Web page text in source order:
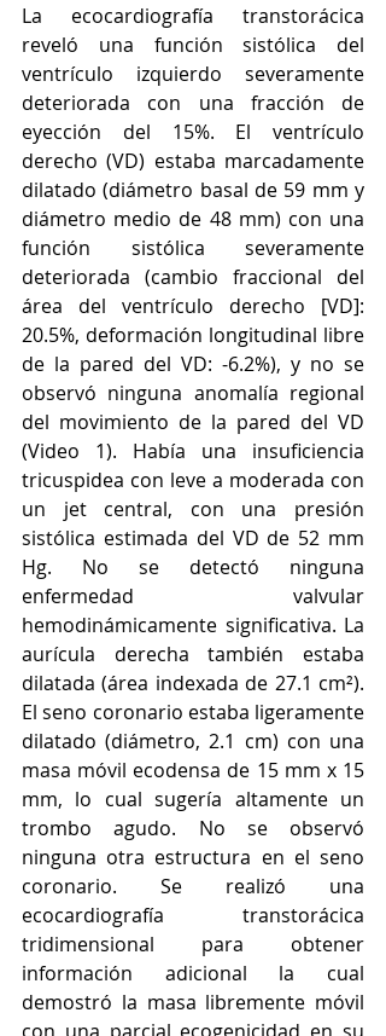
La ecocardiografía transtorácica
reveló una función sistólica del
ventrículo izquierdo severamente
deteriorada con una fracción de
eyección del 15%. El ventrículo
derecho (VD) estaba marcadamente
dilatado (diámetro basal de 59 mm y
diámetro medio de 48 mm) con una
función sistólica severamente
deteriorada (cambio fraccional del
área del ventrículo derecho [VD]:
20.5%, deformación longitudinal libre
de la pared del VD: -6.2%), y no se
observó ninguna anomalía regional
del movimiento de la pared del VD
(Video 1). Había una insuficiencia
tricuspidea con leve a moderada con
un jet central, con una presión
sistólica estimada del VD de 52 mm
Hg. No se detectó ninguna
enfermedad valvular
hemodinámicamente significativa. La
aurícula derecha también estaba
dilatada (área indexada de 27.1 cm²).
El seno coronario estaba ligeramente
dilatado (diámetro, 2.1 cm) con una
masa móvil ecodensa de 15 mm x 15
mm, lo cual sugería altamente un
trombo agudo. No se observó
ninguna otra estructura en el seno
coronario. Se realizó una
ecocardiografía transtorácica
tridimensional para obtener
información adicional la cual
demostró la masa libremente móvil